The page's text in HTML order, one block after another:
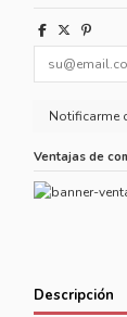
Ventajas de
Descripción